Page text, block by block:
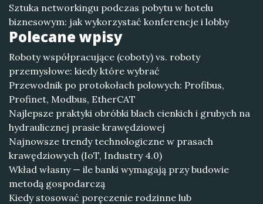
Sztuka networkingu podczas pobytu w hotelu
biznesowym: jak wykorzystać konferencje i lobby
Polecane wpisy
Roboty współpracujące (coboty) vs. roboty
przemysłowe: kiedy które wybrać
Przewodnik po protokołach polowych: Profibus,
Profinet, Modbus, EtherCAT
Najlepsze praktyki obróbki blach cienkich i grubych na
hydraulicznej prasie krawędziowej
Najnowsze trendy technologiczne w prasach
krawędziowych (IoT, Industry 4.0)
Wkład własny — ile banki wymagają przy budowie
metodą gospodarczą
Kiedy stosować poręczenie rodzinne lub